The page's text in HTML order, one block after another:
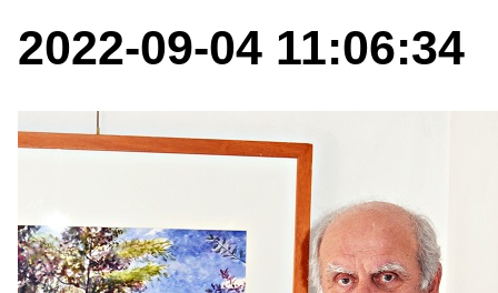
2022-09-04 11:06:34